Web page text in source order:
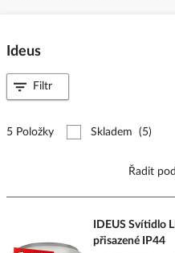
Ideus
5 Položky Skladem (5)
Řadit
IDEUS Svítidlo
přisazené IP44
Filtr